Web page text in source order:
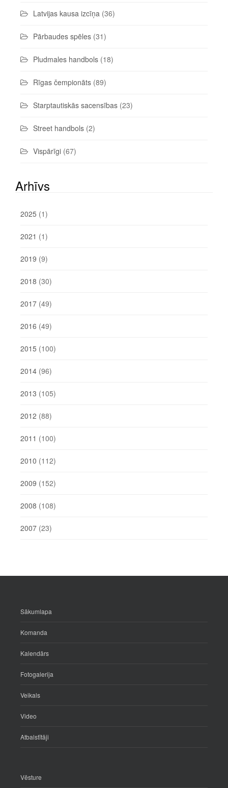
Latvijas kausa izcīņa (36)
Pārbaudes spēles (31)
Pludmales handbols (18)
Rīgas čempionāts (89)
Starptautiskās sacensības (23)
Street handbols (2)
Vispārīgi (67)
Arhīvs
2025 (1)
2021 (1)
2019 (9)
2018 (30)
2017 (49)
2016 (49)
2015 (100)
2014 (96)
2013 (105)
2012 (88)
2011 (100)
2010 (112)
2009 (152)
2008 (108)
2007 (23)
Sākumlapa
Komanda
Kalendārs
Fotogalerija
Veikals
Video
Atbalstītāji
Vēsture